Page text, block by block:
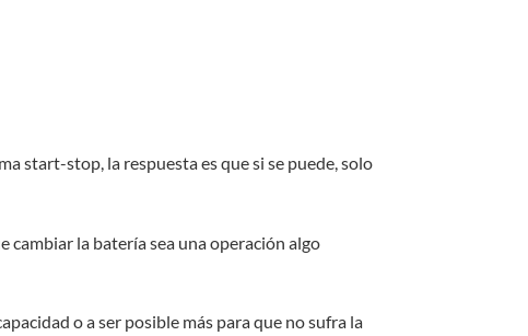
start-stop, la respuesta es que si se puede, solo
cambiar la batería sea una operación algo
o a ser posible más para que no sufra la